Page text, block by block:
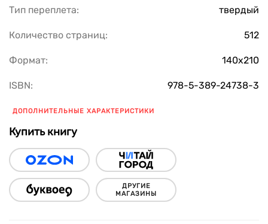
Тип переплета: твердый
Количество страниц: 512
Формат: 140х210
ISBN: 978-5-389-24738-3
ДОПОЛНИТЕЛЬНЫЕ ХАРАКТЕРИСТИКИ
Купить книгу
ДРУГИЕ
МАГАЗИНЫ